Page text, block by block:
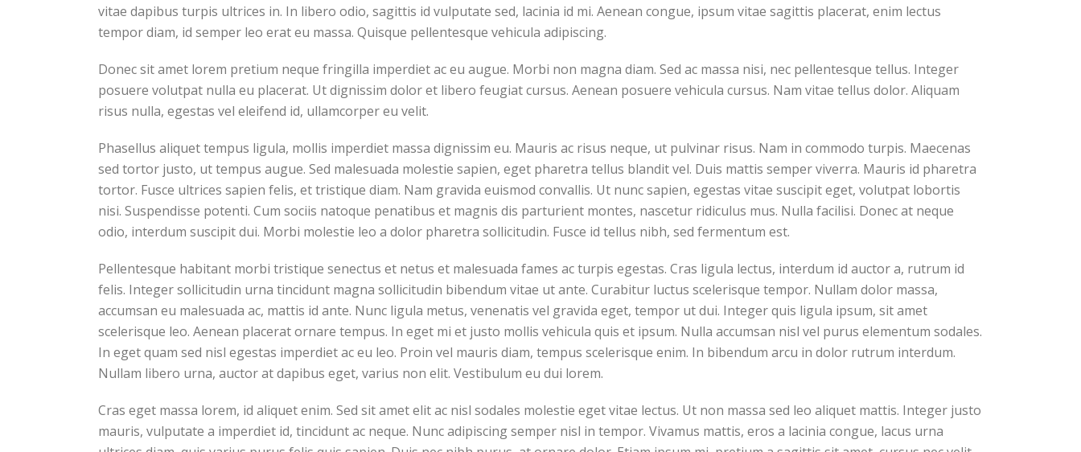
vitae dapibus turpis ultrices in. In libero odio, sagittis id vulputate sed, lacinia id mi. Aenean congue, ipsum vitae sagittis placerat, enim lectus
tempor diam, id semper leo erat eu massa. Quisque pellentesque vehicula adipiscing.
Donec sit amet lorem pretium neque fringilla imperdiet ac eu augue. Morbi non magna diam. Sed ac massa nisi, nec pellentesque tellus. Integer
posuere volutpat nulla eu placerat. Ut dignissim dolor et libero feugiat cursus. Aenean posuere vehicula cursus. Nam vitae tellus dolor. Aliquam
risus nulla, egestas vel eleifend id, ullamcorper eu velit.
Phasellus aliquet tempus ligula, mollis imperdiet massa dignissim eu. Mauris ac risus neque, ut pulvinar risus. Nam in commodo turpis. Maecenas
sed tortor justo, ut tempus augue. Sed malesuada molestie sapien, eget pharetra tellus blandit vel. Duis mattis semper viverra. Mauris id pharetra
tortor. Fusce ultrices sapien felis, et tristique diam. Nam gravida euismod convallis. Ut nunc sapien, egestas vitae suscipit eget, volutpat lobortis
nisi. Suspendisse potenti. Cum sociis natoque penatibus et magnis dis parturient montes, nascetur ridiculus mus. Nulla facilisi. Donec at neque
odio, interdum suscipit dui. Morbi molestie leo a dolor pharetra sollicitudin. Fusce id tellus nibh, sed fermentum est.
Pellentesque habitant morbi tristique senectus et netus et malesuada fames ac turpis egestas. Cras ligula lectus, interdum id auctor a, rutrum id
felis. Integer sollicitudin urna tincidunt magna sollicitudin bibendum vitae ut ante. Curabitur luctus scelerisque tempor. Nullam dolor massa,
accumsan eu malesuada ac, mattis id ante. Nunc ligula metus, venenatis vel gravida eget, tempor ut dui. Integer quis ligula ipsum, sit amet
scelerisque leo. Aenean placerat ornare tempus. In eget mi et justo mollis vehicula quis et ipsum. Nulla accumsan nisl vel purus elementum sodales.
In eget quam sed nisl egestas imperdiet ac eu leo. Proin vel mauris diam, tempus scelerisque enim. In bibendum arcu in dolor rutrum interdum.
Nullam libero urna, auctor at dapibus eget, varius non elit. Vestibulum eu dui lorem.
Cras eget massa lorem, id aliquet enim. Sed sit amet elit ac nisl sodales molestie eget vitae lectus. Ut non massa sed leo aliquet mattis. Integer justo
mauris, vulputate a imperdiet id, tincidunt ac neque. Nunc adipiscing semper nisl in tempor. Vivamus mattis, eros a lacinia congue, lacus urna